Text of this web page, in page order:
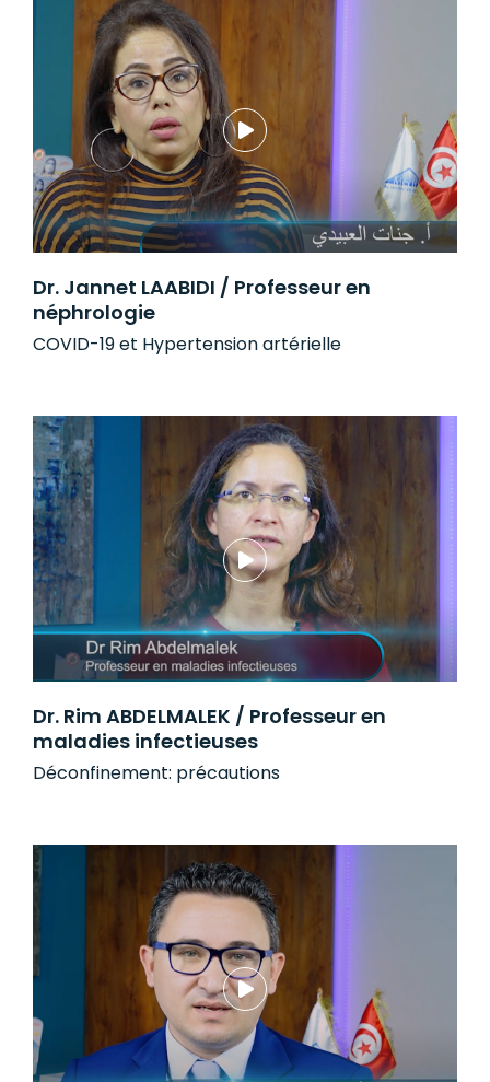
Dr. Jannet LAABIDI / Professeur en
néphrologie
COVID-19 et Hypertension artérielle
Dr. Rim ABDELMALEK / Professeur en
maladies infectieuses
Déconfinement: précautions